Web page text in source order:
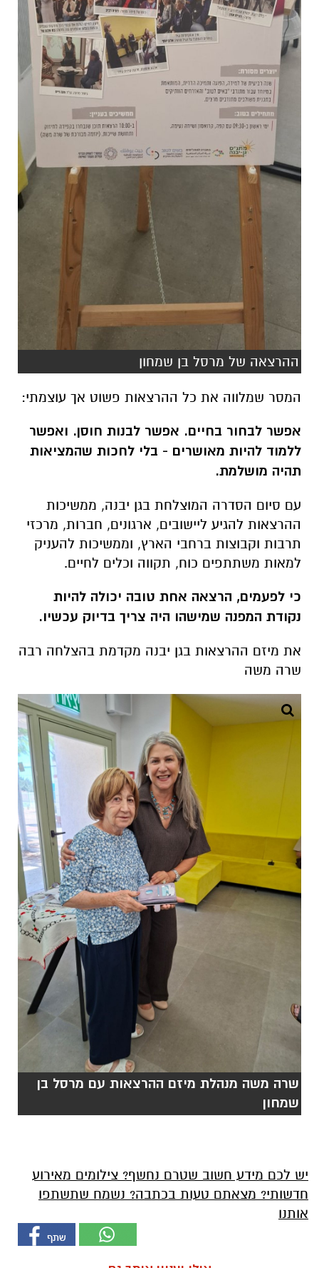
ההרצאה של מרסל בן שמחון
המסר שמלווה את כל ההרצאות פשוט אך עוצמתי:
אפשר לבחור בחיים. אפשר לבנות חוסן. ואפשר
ללמוד להיות מאושרים - בלי לחכות שהמציאות
תהיה מושלמת.
עם סיום הסדרה המוצלחת בגן יבנה, ממשיכות
ההרצאות להגיע ליישובים, ארגונים, חברות, מרכזי
תרבות וקבוצות ברחבי הארץ, וממשיכות להעניק
למאות משתתפים כוח, תקווה וכלים לחיים.
כי לפעמים, הרצאה אחת טובה יכולה להיות
נקודת המפנה שמישהו היה צריך בדיוק עכשיו.
את מיזם ההרצאות בגן יבנה מקדמת בהצלחה רבה
שרה משה
שרה משה מנהלת מיזם ההרצאות עם מרסל בן
שמחון
יש לכם מידע חשוב שטרם נחשף? צילומים מאירוע
חדשותי? מצאתם טעות בכתבה? נשמח שתשתפו
אותנו